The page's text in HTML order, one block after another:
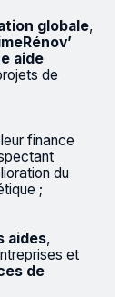
globale,
aide
de
finance
du
;
aides,
et
de